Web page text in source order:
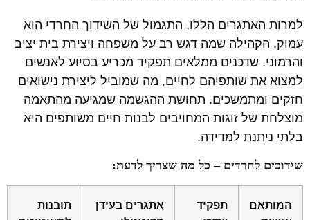
למרות האתגרים הללו, התגמול של השידוך החרדי הוא
עמוק. הקהילה שמה דגש רב על משפחה ויצירת בית יציב
והרמוני. שדכנים ממלאים תפקיד מכריע בסיוע לאנשים
למצוא את שותפיהם לחיים, מה שמוביל ליצירת נישואים
חזקים ומתמשכים. תחושת ההגשמה שמגיעה מהתאמה
מוצלחת של זוגות המחויבים לבנות חיים משותפים היא
בלתי ניתנת למדידה.
שידוכים לחרדים – כל מה שצריך לדעת:
המותאם
תפקיד
אתגרים בעידן
תובנות